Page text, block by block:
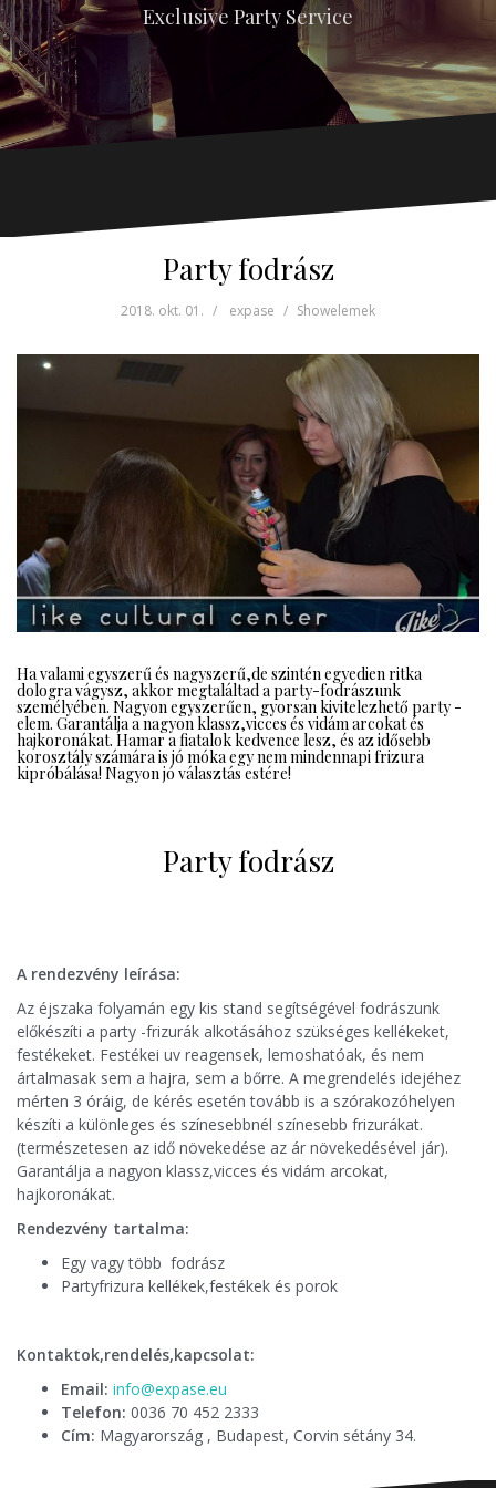
Exclusive Party Service
Party fodrász
2018. okt. 01. expase Showelemek
Ha valami egyszerű és nagyszerű,de szintén egyedien ritka
dologra vágysz, akkor megtaláltad a party-fodrászunk
személyében. Nagyon egyszerűen, gyorsan kivitelezhető party -
elem. Garantálja a nagyon klassz,vicces és vidám arcokat és
hajkoronákat. Hamar a fiatalok kedvence lesz, és az idősebb
korosztály számára is jó móka egy nem mindennapi frizura
kipróbálása! Nagyon jó választás estére!
Party fodrász
A rendezvény leírása:
Az éjszaka folyamán egy kis stand segítségével fodrászunk
előkészíti a party -frizurák alkotásához szükséges kellékeket,
festékeket. Festékei uv reagensek, lemoshatóak, és nem
ártalmasak sem a hajra, sem a bőrre. A megrendelés idejéhez
mérten 3 óráig, de kérés esetén tovább is a szórakozóhelyen
készíti a különleges és színesebbnél színesebb frizurákat.
(természetesen az idő növekedése az ár növekedésével jár).
Garantálja a nagyon klassz,vicces és vidám arcokat,
hajkoronákat.
Rendezvény tartalma:
Egy vagy több fodrász
Partyfrizura kellékek,festékek és porok
Kontaktok,rendelés,kapcsolat:
Email: info@expase.eu
Telefon: 0036 70 452 2333
Cím: Magyarország , Budapest, Corvin sétány 34.